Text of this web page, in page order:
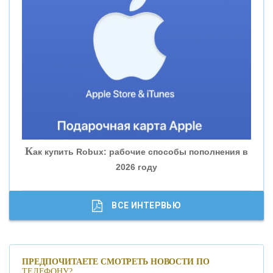
«ВНЕШПРОМБАНК»
«БАНК ГЛОБЭКС»
«СОВКОМБАНК»
«ГАЗПРОМБАНК»
«МОСКОВСКИЙ КРЕДИТНЫЙ БАНК»
Как купить Robux: рабочие способы пополнения в
2026 году
ВСЕ ИНТЕРВЬЮ
ПРЕДПОЧИТАЕТЕ СМОТРЕТЬ НОВОСТИ ПО